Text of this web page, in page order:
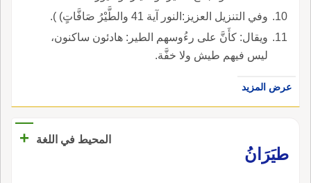
وفي التنزيل العزيز:النور آية 41 والطَّيْرُ صَافَّاتٍ) ).
ويقال: كأَنَّ على رءُوسهم الطير: هادئون ساكنون،
ليس فيهم طيش ولا خفَّة.
عرض المزيد
المحيط في اللغة
+
طيَرَانُ